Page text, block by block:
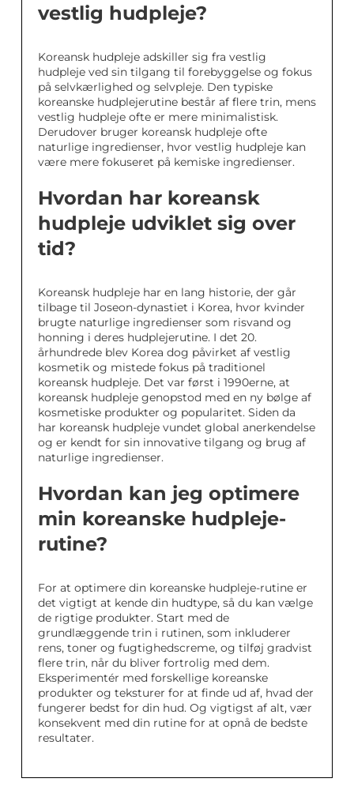
vestlig hudpleje?
Koreansk hudpleje adskiller sig fra vestlig
hudpleje ved sin tilgang til forebyggelse og fokus
på selvkærlighed og selvpleje. Den typiske
koreanske hudplejerutine består af flere trin, mens
vestlig hudpleje ofte er mere minimalistisk.
Derudover bruger koreansk hudpleje ofte
naturlige ingredienser, hvor vestlig hudpleje kan
være mere fokuseret på kemiske ingredienser.
Hvordan har koreansk
hudpleje udviklet sig over
tid?
Koreansk hudpleje har en lang historie, der går
tilbage til Joseon-dynastiet i Korea, hvor kvinder
brugte naturlige ingredienser som risvand og
honning i deres hudplejerutine. I det 20.
århundrede blev Korea dog påvirket af vestlig
kosmetik og mistede fokus på traditionel
koreansk hudpleje. Det var først i 1990erne, at
koreansk hudpleje genopstod med en ny bølge af
kosmetiske produkter og popularitet. Siden da
har koreansk hudpleje vundet global anerkendelse
og er kendt for sin innovative tilgang og brug af
naturlige ingredienser.
Hvordan kan jeg optimere
min koreanske hudpleje-
rutine?
For at optimere din koreanske hudpleje-rutine er
det vigtigt at kende din hudtype, så du kan vælge
de rigtige produkter. Start med de
grundlæggende trin i rutinen, som inkluderer
rens, toner og fugtighedscreme, og tilføj gradvist
flere trin, når du bliver fortrolig med dem.
Eksperimentér med forskellige koreanske
produkter og teksturer for at finde ud af, hvad der
fungerer bedst for din hud. Og vigtigst af alt, vær
konsekvent med din rutine for at opnå de bedste
resultater.